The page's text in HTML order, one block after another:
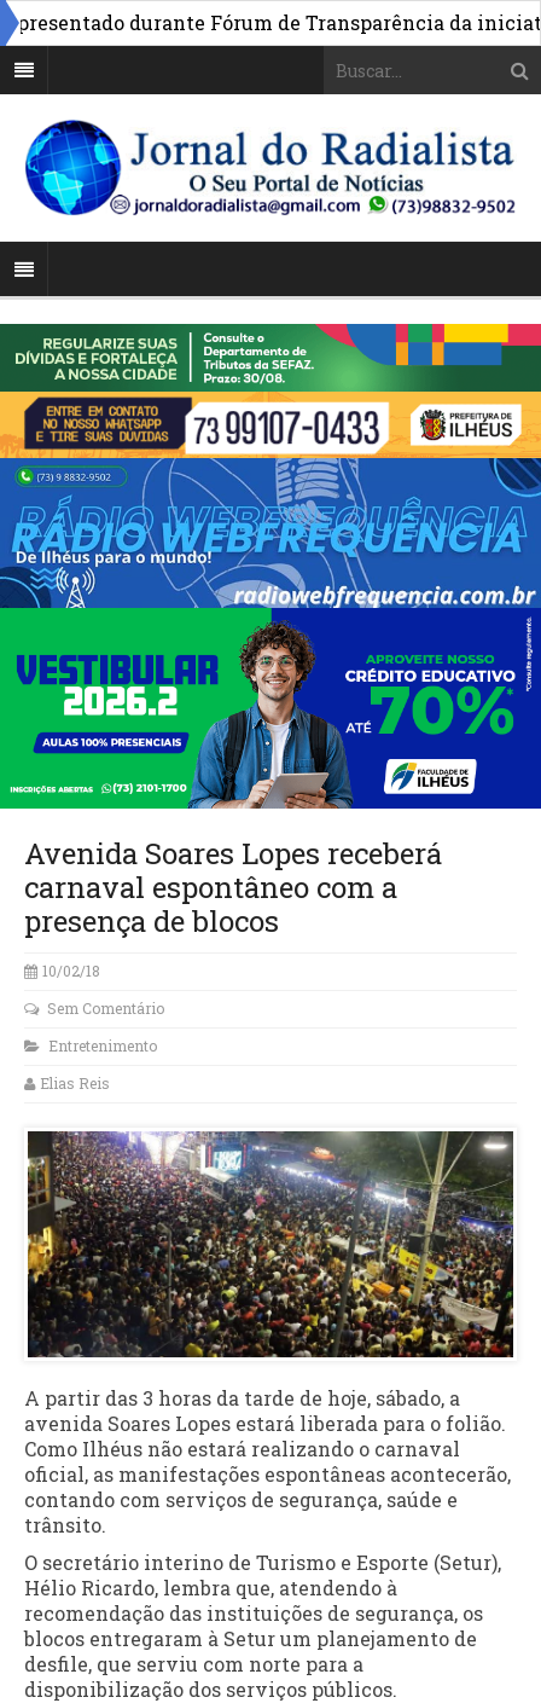
durante Fórum de Transparência da iniciativa
Avenida Soares Lopes receberá
carnaval espontâneo com a
presença de blocos
10/02/18
Sem Comentário
Entretenimento
Elias Reis
A partir das 3 horas da tarde de hoje, sábado, a
avenida Soares Lopes estará liberada para o folião.
Como Ilhéus não estará realizando o carnaval
oficial, as manifestações espontâneas acontecerão,
contando com serviços de segurança, saúde e
trânsito.
O secretário interino de Turismo e Esporte (Setur),
Hélio Ricardo, lembra que, atendendo à
recomendação das instituições de segurança, os
blocos entregaram à Setur um planejamento de
desfile, que serviu com norte para a
disponibilização dos serviços públicos.